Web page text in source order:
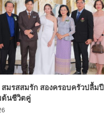
มรสสมรัก สองครอบครัวปลื้ม
ต้นชีวิตคู่